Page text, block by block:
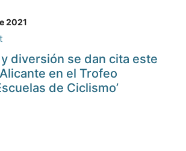
2021
diversión se dan cita este
en el Trofeo
de Ciclismo’